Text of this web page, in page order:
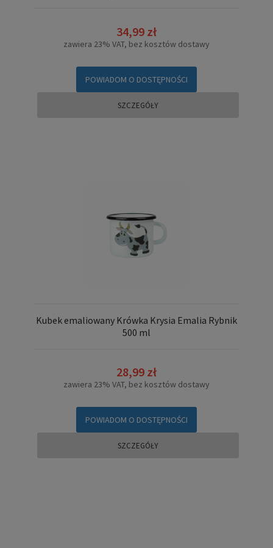
34,99 zł
zawiera 23% VAT, bez kosztów dostawy
POWIADOM O DOSTĘPNOŚCI
SZCZEGÓŁY
Kubek emaliowany Krówka Krysia Emalia Rybnik
500 ml
28,99 zł
zawiera 23% VAT, bez kosztów dostawy
POWIADOM O DOSTĘPNOŚCI
SZCZEGÓŁY